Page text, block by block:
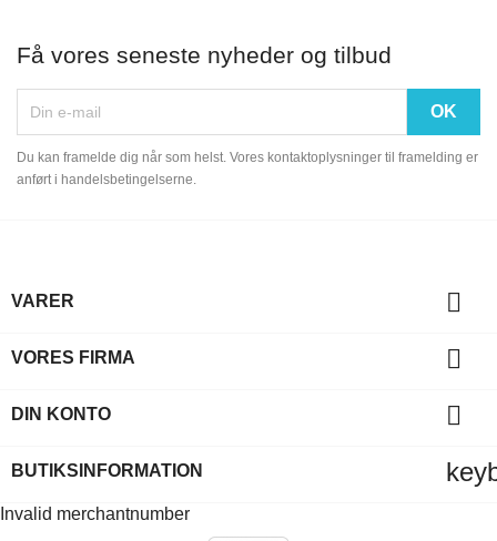
Få vores seneste nyheder og tilbud
Du kan framelde dig når som helst. Vores kontaktoplysninger til framelding er
anført i handelsbetingelserne.
VARER 
VORES FIRMA 
DIN KONTO 
BUTIKSINFORMATION
Invalid merchantnumber